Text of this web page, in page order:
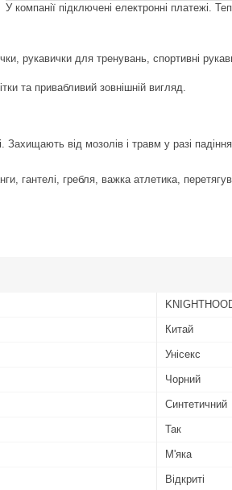
У компанії підключені електронні платежі.
рукавички для тренувань, спортивні
та привабливий зовнішній вигляд.
від мозолів і травм у разі
гантелі, гребля, важка атлетика,
Китай
Унісекс
Чорний
Синтетичний
Так
М'яка
Відкриті